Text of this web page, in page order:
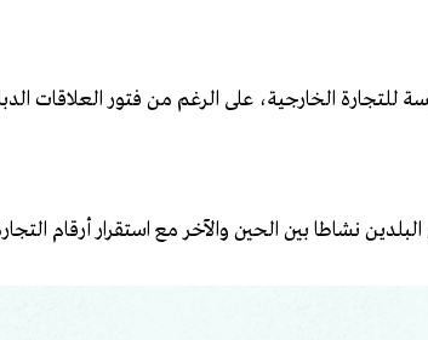
للتجارة الخارجية، على الرغم من فتور العلاقات
نشاطا بين الحين والآخر مع استقرار أرقام